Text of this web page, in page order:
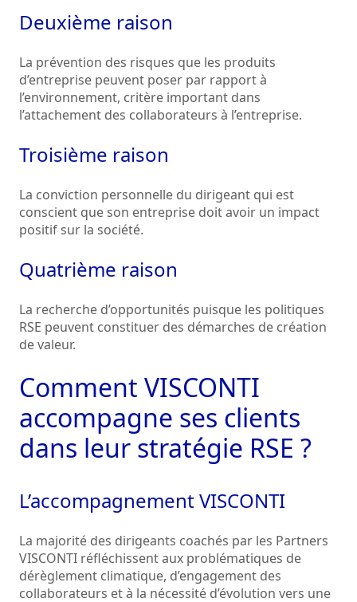
Deuxième raison
La prévention des risques que les produits
d’entreprise peuvent poser par rapport à
l’environnement, critère important dans
l’attachement des collaborateurs à l’entreprise.
Troisième raison
La conviction personnelle du dirigeant qui est
conscient que son entreprise doit avoir un impact
positif sur la société.
Quatrième raison
La recherche d’opportunités puisque les politiques
RSE peuvent constituer des démarches de création
de valeur.
Comment VISCONTI
accompagne ses clients
dans leur stratégie RSE ?
L’accompagnement VISCONTI
La majorité des dirigeants coachés par les Partners
VISCONTI réfléchissent aux problématiques de
dérèglement climatique, d’engagement des
collaborateurs et à la nécessité d’évolution vers une